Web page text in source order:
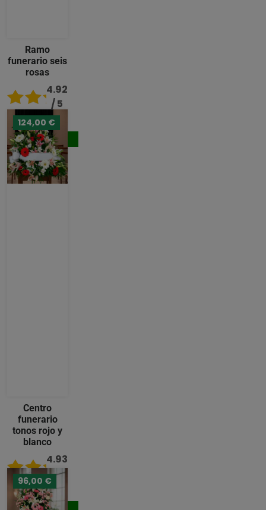
Ramo
funerario seis
rosas
4.92
/ 5
80,00 €
Comprar
124,00 €
Centro
funerario
tonos rojo y
blanco
4.93
/ 5
124,00 €
96,00 €